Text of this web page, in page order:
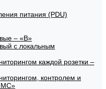
питания (PDU)
– «В»
с локальным
каждой розетки –
контролем и